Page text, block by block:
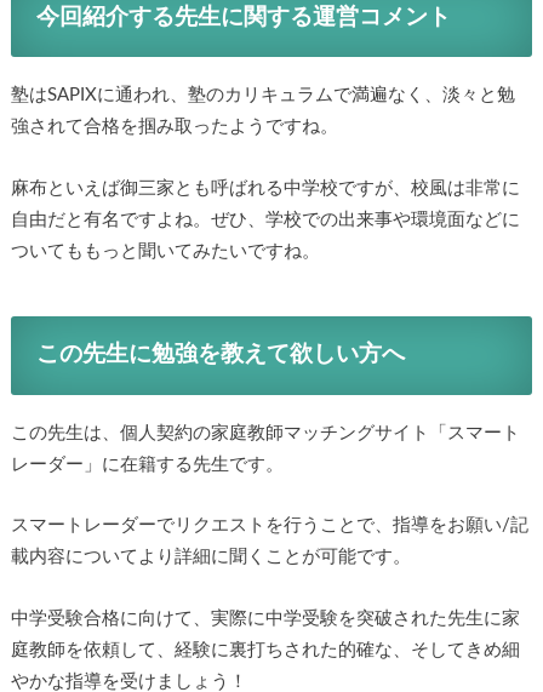
今回紹介する先生に関する運営コメント
塾はSAPIXに通われ、塾のカリキュラムで満遍なく、淡々と勉
強されて合格を掴み取ったようですね。
麻布といえば御三家とも呼ばれる中学校ですが、校風は非常に
自由だと有名ですよね。ぜひ、学校での出来事や環境面などに
ついてももっと聞いてみたいですね。
この先生に勉強を教えて欲しい方へ
この先生は、個人契約の家庭教師マッチングサイト「スマート
レーダー」に在籍する先生です。
スマートレーダーでリクエストを行うことで、指導をお願い/記
載内容についてより詳細に聞くことが可能です。
中学受験合格に向けて、実際に中学受験を突破された先生に家
庭教師を依頼して、経験に裏打ちされた的確な、そしてきめ細
やかな指導を受けましょう！